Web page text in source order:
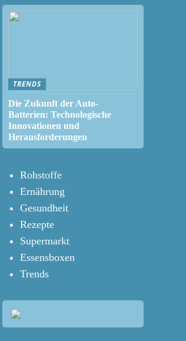
TRENDS
Die Zukunft der Auto-
Batterien: Technologische
Innovationen und
Herausforderungen
Rohstoffe
Ernährung
Gesundheit
Rezepte
Supermarkt
Essensboxen
Trends